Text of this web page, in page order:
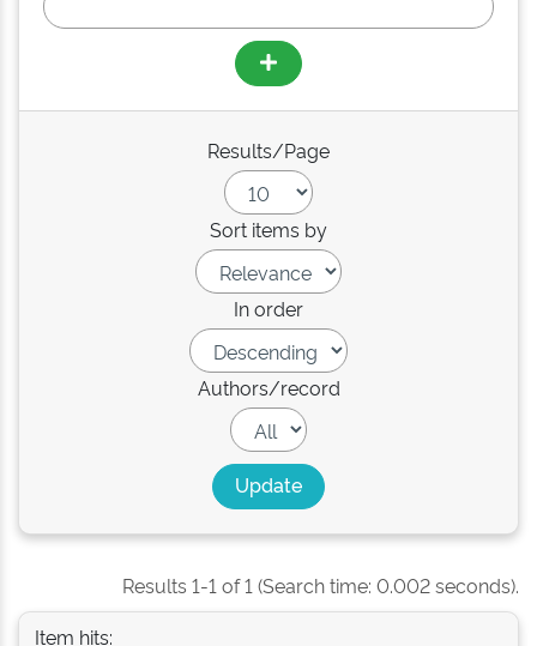
Results/Page
Sort items by
In order
Authors/record
Results 1-1 of 1 (Search time: 0.002 seconds).
Item hits: